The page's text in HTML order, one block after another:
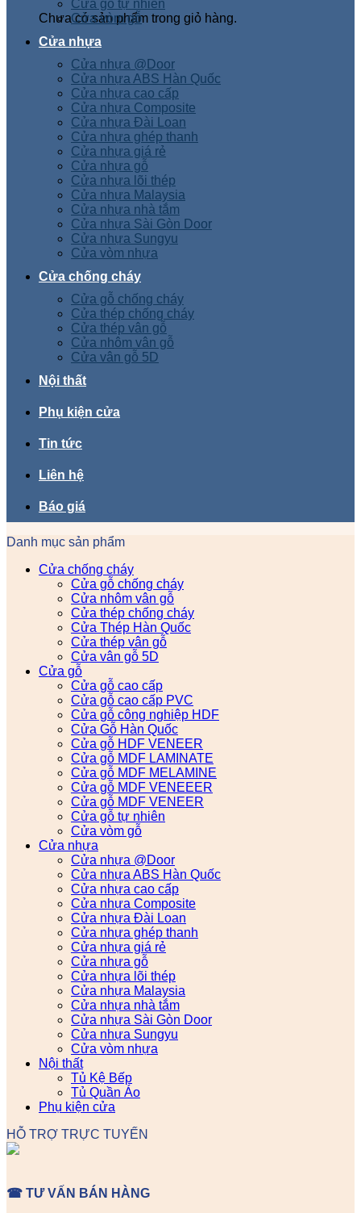
Chưa có sản phẩm trong giỏ hàng.
Cửa gỗ tự nhiên
Cửa vòm gỗ
Cửa nhựa
Cửa nhựa @Door
Cửa nhựa ABS Hàn Quốc
Cửa nhựa cao cấp
Cửa nhựa Composite
Cửa nhựa Đài Loan
Cửa nhựa ghép thanh
Cửa nhựa giá rẻ
Cửa nhựa gỗ
Cửa nhựa lõi thép
Cửa nhựa Malaysia
Cửa nhựa nhà tắm
Cửa nhựa Sài Gòn Door
Cửa nhựa Sungyu
Cửa vòm nhựa
Cửa chống cháy
Cửa gỗ chống cháy
Cửa thép chống cháy
Cửa thép vân gỗ
Cửa nhôm vân gỗ
Cửa vân gỗ 5D
Nội thất
Phụ kiện cửa
Tin tức
Liên hệ
Báo giá
Danh mục sản phẩm
Cửa chống cháy
Cửa gỗ chống cháy
Cửa nhôm vân gỗ
Cửa thép chống cháy
Cửa Thép Hàn Quốc
Cửa thép vân gỗ
Cửa vân gỗ 5D
Cửa gỗ
Cửa gỗ cao cấp
Cửa gỗ cao cấp PVC
Cửa gỗ công nghiệp HDF
Cửa Gỗ Hàn Quốc
Cửa gỗ HDF VENEER
Cửa gỗ MDF LAMINATE
Cửa gỗ MDF MELAMINE
Cửa gỗ MDF VENEEER
Cửa gỗ MDF VENEER
Cửa gỗ tự nhiên
Cửa vòm gỗ
Cửa nhựa
Cửa nhựa @Door
Cửa nhựa ABS Hàn Quốc
Cửa nhựa cao cấp
Cửa nhựa Composite
Cửa nhựa Đài Loan
Cửa nhựa ghép thanh
Cửa nhựa giá rẻ
Cửa nhựa gỗ
Cửa nhựa lõi thép
Cửa nhựa Malaysia
Cửa nhựa nhà tắm
Cửa nhựa Sài Gòn Door
Cửa nhựa Sungyu
Cửa vòm nhựa
Nội thất
Tủ Kệ Bếp
Tủ Quần Áo
Phụ kiện cửa
HỖ TRỢ TRỰC TUYẾN
☎ TƯ VẤN BÁN HÀNG